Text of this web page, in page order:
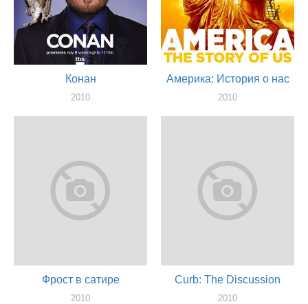
Конан
2010
Америка: История о нас
2010
Фрост в сатире
2010
Curb: The Discussion
2010